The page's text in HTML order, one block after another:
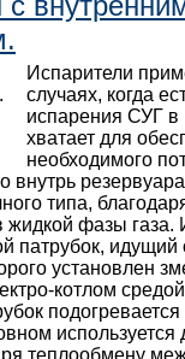
Испарители
случаях, когда
испарения СУГ в
хватает для
необходимого
внутрь
типа,
жидкой фазы газа.
патрубок, идущий
установлен
котлом
используется